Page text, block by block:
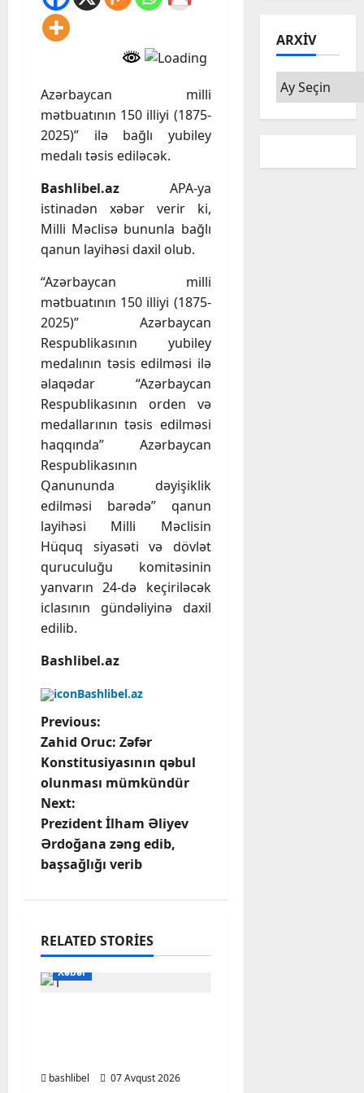
Azərbaycan milli
mətbuatının 150 illiyi (1875-
2025)” ilə bağlı yubiley
medalı təsis ediləcək.
Bashlibel.az APA-ya
istinadən xəbər verir ki,
Milli Məclisə bununla bağlı
qanun layihəsi daxil olub.
“Azərbaycan milli
mətbuatının 150 illiyi (1875-
2025)” Azərbaycan
Respublikasının yubiley
medalının təsis edilməsi ilə
əlaqədar “Azərbaycan
Respublikasının orden və
medallarının təsis edilməsi
haqqında” Azərbaycan
Respublikasının
Qanununda dəyişiklik
edilməsi barədə” qanun
layihəsi Milli Məclisin
Hüquq siyasəti və dövlət
quruculuğu komitəsinin
yanvarın 24-də keçiriləcək
iclasının gündəliyinə daxil
edilib.
Bashlibel.az
Bashlibel.az
P
o
s
t
n
v
i
t
Previous:
Zahid Oruc: Zəfər
Konstitusiyasının qəbul
olunması mümkündür
Next:
Prezident İlham Əliyev
Ərdoğana zəng edib,
başsağlığı verib
RELATED STORIES
Xəbər
bashlibel 07 Avqust 2026
ARXIV
Arxiv